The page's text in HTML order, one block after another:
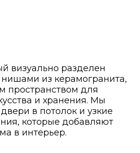
визуально разделен
из керамогранита,
пространством для
и хранения. Мы
в потолок и узкие
которые добавляют
в интерьер.